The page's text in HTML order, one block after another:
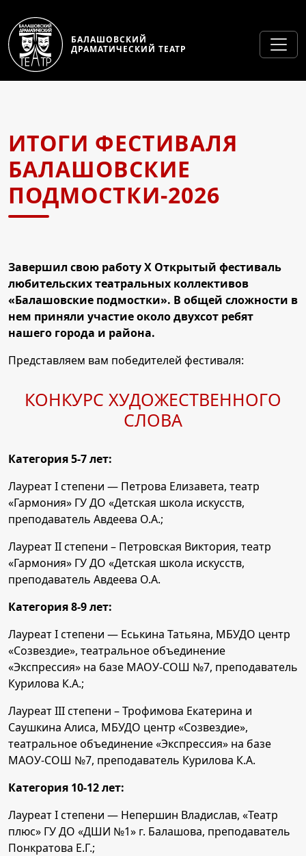
БАЛАШОВСКИЙ
ДРАМАТИЧЕСКИЙ ТЕАТР
ИТОГИ ФЕСТИВАЛЯ
БАЛАШОВСКИЕ
ПОДМОСТКИ-2026
Завершил свою работу X Открытый фестиваль
любительских театральных коллективов
«Балашовские подмостки». В общей сложности в
нем приняли участие около двухсот ребят
нашего города и района.
Представляем вам победителей фестиваля:
КОНКУРС ХУДОЖЕСТВЕННОГО
СЛОВА
Категория 5-7 лет:
Лауреат I степени — Петрова Елизавета, театр
«Гармония» ГУ ДО «Детская школа искусств,
преподаватель Авдеева О.А.;
Лауреат II степени – Петровская Виктория, театр
«Гармония» ГУ ДО «Детская школа искусств,
преподаватель Авдеева О.А.
Категория 8-9 лет:
Лауреат I степени — Еськина Татьяна, МБУДО центр
«Созвездие», театральное объединение
«Экспрессия» на базе МАОУ-СОШ №7, преподаватель
Курилова К.А.;
Лауреат III степени – Трофимова Екатерина и
Саушкина Алиса, МБУДО центр «Созвездие»,
театральное объединение «Экспрессия» на базе
МАОУ-СОШ №7, преподаватель Курилова К.А.
Категория 10-12 лет:
Лауреат I степени — Непершин Владислав, «Театр
плюс» ГУ ДО «ДШИ №1» г. Балашова, преподаватель
Понкратова Е.Г.;